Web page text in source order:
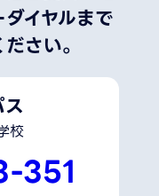
イヤルまで
さい。
校
351